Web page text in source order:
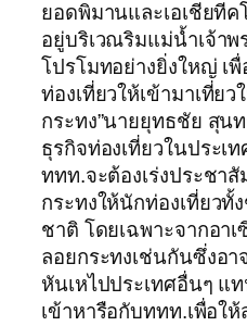
ยอดพิมานและเอเชียทีค
อยู่บริเวณริมแม่น้ำเจ้าพ
โปรโมทอย่างยิ่งใหญ่ เ
ท่องเที่ยวให้เข้ามาเที่ย
กระทง”นายยุทธชัย สุน
ธุรกิจท่องเที่ยวในประเ
ททท.จะต้องเร่งประชา
กระทงให้นักท่องเที่ยวทั้
ชาติ โดยเฉพาะจากอา
ลอยกระทงเช่นกันซึ่งอา
หันเหไปประเทศอื่นๆ แ
เข้าหารือกับททท.เพื่อใ